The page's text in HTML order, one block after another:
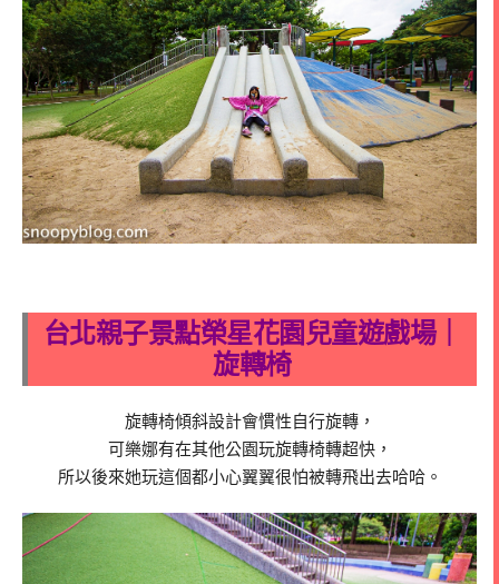
台北親子景點榮星花園兒童遊戲場｜
旋轉椅
旋轉椅傾斜設計會慣性自行旋轉，
可樂娜有在其他公園玩旋轉椅轉超快，
所以後來她玩這個都小心翼翼很怕被轉飛出去哈哈。